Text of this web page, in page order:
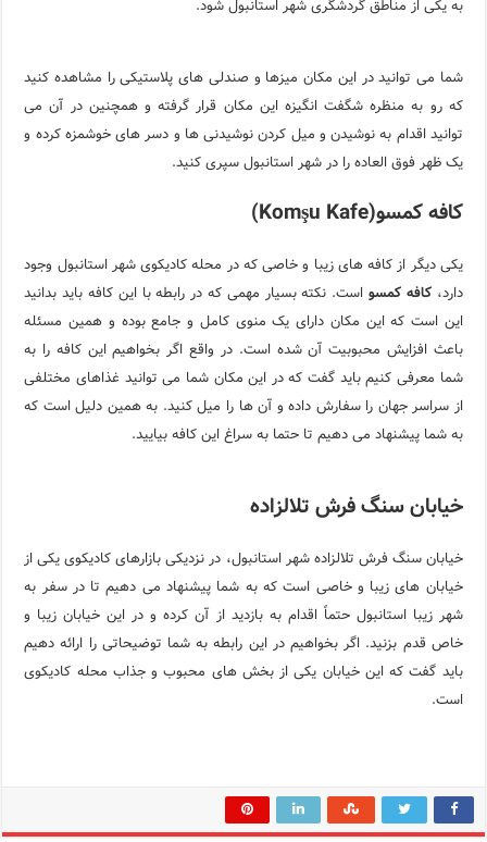
به یکی از مناطق گردشگری شهر استانبول شود.
شما می توانید در این مکان میزها و صندلی های پلاستیکی را مشاهده کنید
که رو به منظره شگفت انگیزه این مکان قرار گرفته و همچنین در آن می
توانید اقدام به نوشیدن و میل کردن نوشیدنی ها و دسر های خوشمزه کرده و
یک ظهر فوق العاده را در شهر استانبول سپری کنید.
کافه کمسو(Komşu Kafe)
یکی دیگر از کافه های زیبا و خاصی که در محله کادیکوی شهر استانبول وجود
دارد،کافه کمسواست. نکته بسیار مهمی که در رابطه با این کافه باید بدانید
این است که این مکان دارای یک منوی کامل و جامع بوده و همین مسئله
باعث افزایش محبوبیت آن شده است. در واقع اگر بخواهیم این کافه را به
شما معرفی کنیم باید گفت که در این مکان شما می توانید غذاهای مختلفی
از سراسر جهان را سفارش داده و آن ها را میل کنید. به همین دلیل است که
به شما پیشنهاد می دهیم تا حتما به سراغ این کافه بیایید.
خیابان سنگ فرش تلالزاده
خیابان سنگ فرش تلالزاده شهر استانبول، در نزدیکی بازارهای کادیکوی یکی از
خیابان های زیبا و خاصی است که به شما پیشنهاد می دهیم تا در سفر به
شهر زیبا استانبول حتماً اقدام به بازدید از آن کرده و در این خیابان زیبا و
خاص قدم بزنید. اگر بخواهیم در این رابطه به شما توضیحاتی را ارائه دهیم
باید گفت که این خیابان یکی از بخش های محبوب و جذاب محله کادیکوی
است.